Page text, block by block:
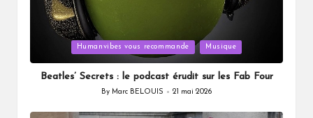
in
Humanvibes vous recommande Musique
Beatles’ Secrets : le podcast érudit sur les Fab Four
Posted
By Marc BELOUIS 21 mai 2026